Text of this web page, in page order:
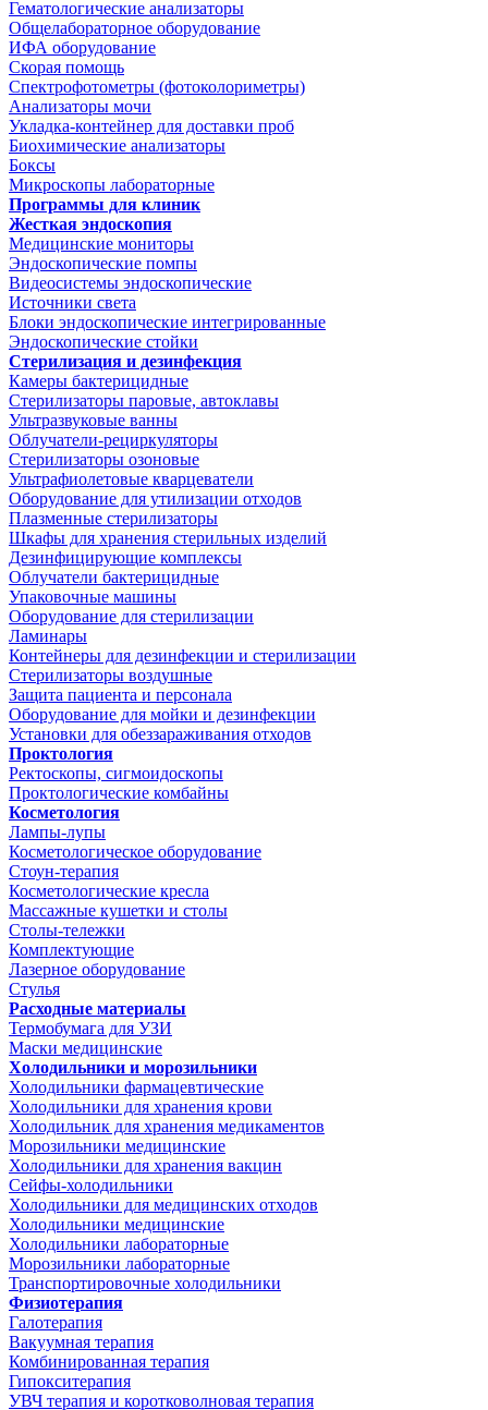
Гематологические анализаторы
Общелабораторное оборудование
ИФА оборудование
Скорая помощь
Спектрофотометры (фотоколориметры)
Анализаторы мочи
Укладка-контейнер для доставки проб
Биохимические анализаторы
Боксы
Микроскопы лабораторные
Программы для клиник
Жесткая эндоскопия
Медицинские мониторы
Эндоскопические помпы
Видеосистемы эндоскопические
Источники света
Блоки эндоскопические интегрированные
Эндоскопические стойки
Стерилизация и дезинфекция
Камеры бактерицидные
Стерилизаторы паровые, автоклавы
Ультразвуковые ванны
Облучатели-рециркуляторы
Стерилизаторы озоновые
Ультрафиолетовые кварцеватели
Оборудование для утилизации отходов
Плазменные стерилизаторы
Шкафы для хранения стерильных изделий
Дезинфицирующие комплексы
Облучатели бактерицидные
Упаковочные машины
Оборудование для стерилизации
Ламинары
Контейнеры для дезинфекции и стерилизации
Стерилизаторы воздушные
Защита пациента и персонала
Оборудование для мойки и дезинфекции
Установки для обеззараживания отходов
Проктология
Ректоскопы, сигмоидоскопы
Проктологические комбайны
Косметология
Лампы-лупы
Косметологическое оборудование
Стоун-терапия
Косметологические кресла
Массажные кушетки и столы
Столы-тележки
Комплектующие
Лазерное оборудование
Стулья
Расходные материалы
Термобумага для УЗИ
Маски медицинские
Холодильники и морозильники
Холодильники фармацевтические
Холодильники для хранения крови
Холодильник для хранения медикаментов
Морозильники медицинские
Холодильники для хранения вакцин
Сейфы-холодильники
Холодильники для медицинских отходов
Холодильники медицинские
Холодильники лабораторные
Морозильники лабораторные
Транспортировочные холодильники
Физиотерапия
Галотерапия
Вакуумная терапия
Комбинированная терапия
Гипокситерапия
УВЧ терапия и коротковолновая терапия